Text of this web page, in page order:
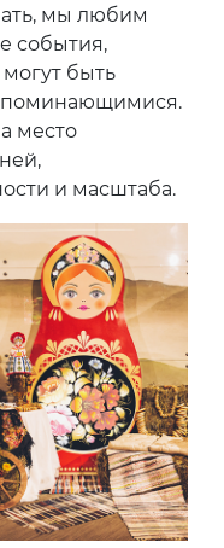
мы любим
события,
быть
место
и масштаба.